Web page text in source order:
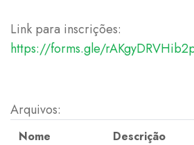
Link para inscrições:
https://forms.gle/
Arquivos:
Nome Descrição